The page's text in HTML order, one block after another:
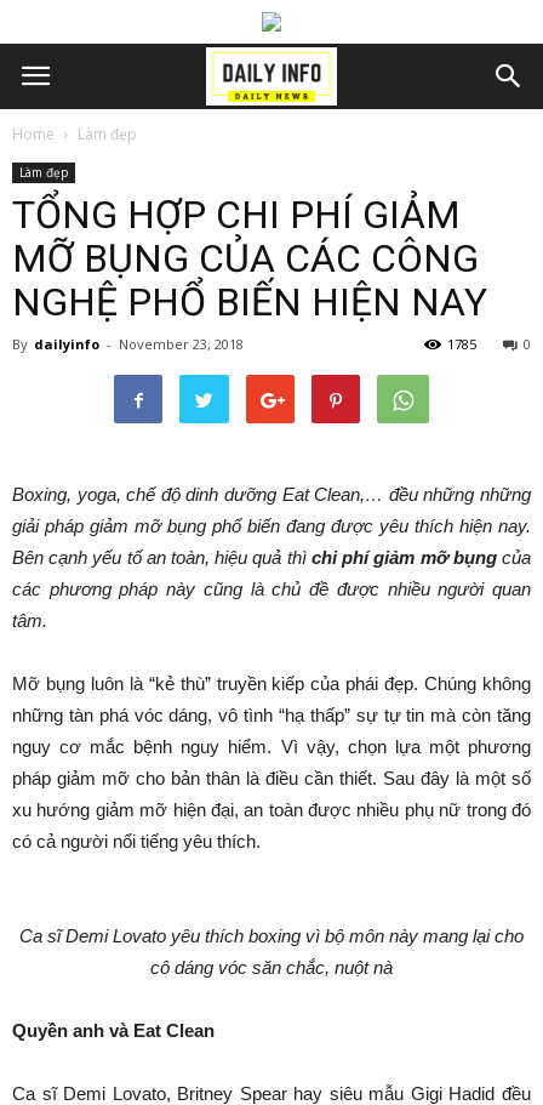
Home Làm đẹp
Làm đẹp
TỔNG HỢP CHI PHÍ GIẢM
MỠ BỤNG CỦA CÁC CÔNG
NGHỆ PHỔ BIẾN HIỆN NAY
By dailyinfo - November 23, 2018 0
1785
Boxing, yoga, chế độ dinh dưỡng Eat Clean,… đều những những
giải pháp giảm mỡ bụng phổ biến đang được yêu thích hiện nay.
Bên cạnh yếu tố an toàn, hiệu quả thì chi phí giảm mỡ bụngcủa
các phương pháp này cũng là chủ đề được nhiều người quan
tâm.
Mỡ bụng luôn là “kẻ thù” truyền kiếp của phái đẹp. Chúng không
những tàn phá vóc dáng, vô tình “hạ thấp” sự tự tin mà còn tăng
nguy cơ mắc bệnh nguy hiểm. Vì vậy, chọn lựa một phương
pháp giảm mỡ cho bản thân là điều cần thiết. Sau đây là một số
xu hướng giảm mỡ hiện đại, an toàn được nhiều phụ nữ trong đó
có cả người nổi tiếng yêu thích.
Ca sĩ Demi Lovato yêu thích boxing vì bộ môn này mang lại cho
cô dáng vóc săn chắc, nuột nà
Quyền anh và Eat Clean
Ca sĩ Demi Lovato, Britney Spear hay siêu mẫu Gigi Hadid đều